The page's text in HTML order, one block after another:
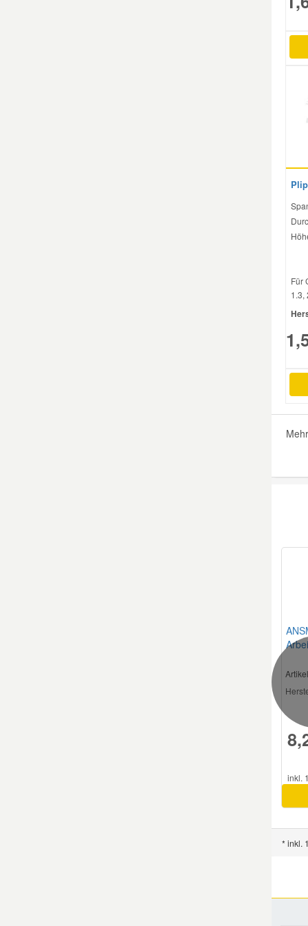
Für
1.3,
inkl.
* inkl.